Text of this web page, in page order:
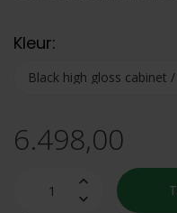
Kleur:
6.498,00